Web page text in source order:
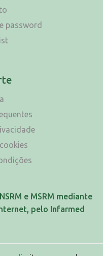
password
e MSRM mediante
pelo Infarmed